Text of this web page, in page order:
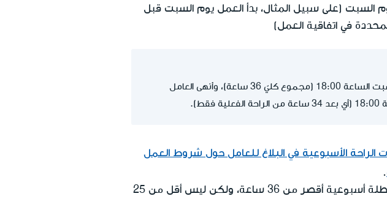
السبت (على سبيل المثال، بدأ العمل يوم السبت قبل
في اتفاقية العمل)
حُدِّدت ساعات راحة العامل من الجمعة الساعة 06:00 صباحًا حتى السبت الساعة 18:00 (مجموع كليّ 36 ساعة)، وأنهى العامل
الراحة الأسبوعية في البلاغ للعامل حول شروط العمل
هنالك بعض القطاعات التي يجوز لوزير العمل أن يُحدد في الأنظمة عطلة أسبوعية أقصر من 36 ساعة، ولكن ليس أقل من 25